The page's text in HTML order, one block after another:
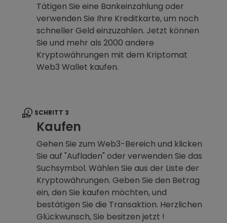
Tätigen Sie eine Bankeinzahlung oder
verwenden Sie Ihre Kreditkarte, um noch
schneller Geld einzuzahlen. Jetzt können
Sie und mehr als 2000 andere
Kryptowährungen mit dem Kriptomat
Web3 Wallet kaufen.
SCHRITT 3
Kaufen
Gehen Sie zum Web3-Bereich und klicken
Sie auf "Aufladen" oder verwenden Sie das
Suchsymbol. Wählen Sie aus der Liste der
Kryptowährungen. Geben Sie den Betrag
ein, den Sie kaufen möchten, und
bestätigen Sie die Transaktion. Herzlichen
Glückwunsch, Sie besitzen jetzt !